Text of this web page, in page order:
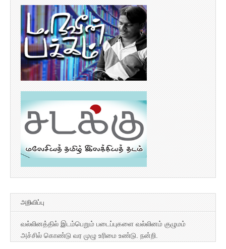
அறிவிப்பு
வல்லினத்தில் இடம்பெறும் படைப்புகளை வல்லினம் குழுமம்
அச்சில் கொண்டு வர முழு உரிமை உண்டு. நன்றி.